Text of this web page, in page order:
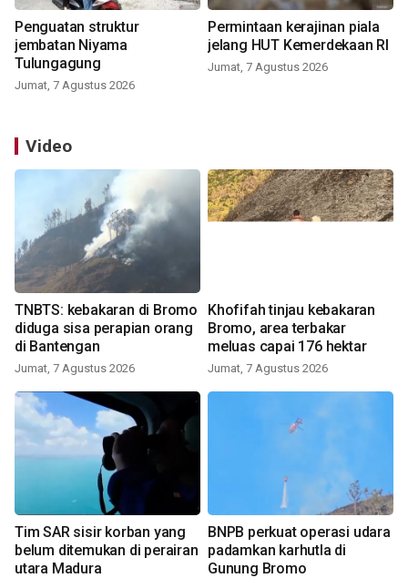
Penguatan struktur
jembatan Niyama
Tulungagung
Jumat, 7 Agustus 2026
Permintaan kerajinan piala
jelang HUT Kemerdekaan RI
Jumat, 7 Agustus 2026
Video
TNBTS: kebakaran di Bromo
diduga sisa perapian orang
di Bantengan
Jumat, 7 Agustus 2026
Khofifah tinjau kebakaran
Bromo, area terbakar
meluas capai 176 hektar
Jumat, 7 Agustus 2026
Tim SAR sisir korban yang
belum ditemukan di perairan
utara Madura
BNPB perkuat operasi udara
padamkan karhutla di
Gunung Bromo